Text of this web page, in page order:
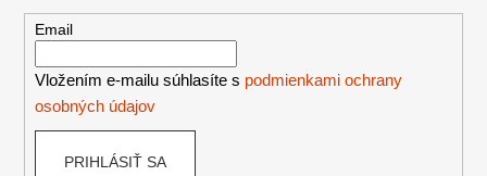
Email
Vložením e-mailu súhlasíte s podmienkami ochrany
osobných údajov
PRIHLÁSIŤ SA